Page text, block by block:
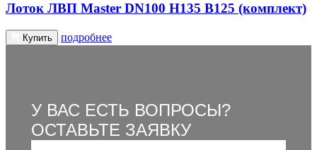
Лоток ЛВП Master DN100 H135 B125 (комплект)
Купить подробнее
У ВАС ЕСТЬ ВОПРОСЫ?
ОСТАВЬТЕ ЗАЯВКУ